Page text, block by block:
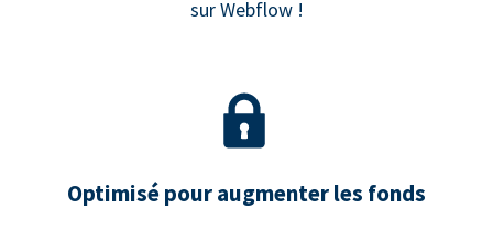
sur Webflow !
Optimisé pour augmenter les fonds